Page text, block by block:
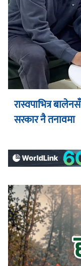
रास्वपाभित्र
सरकार नै तनावमा